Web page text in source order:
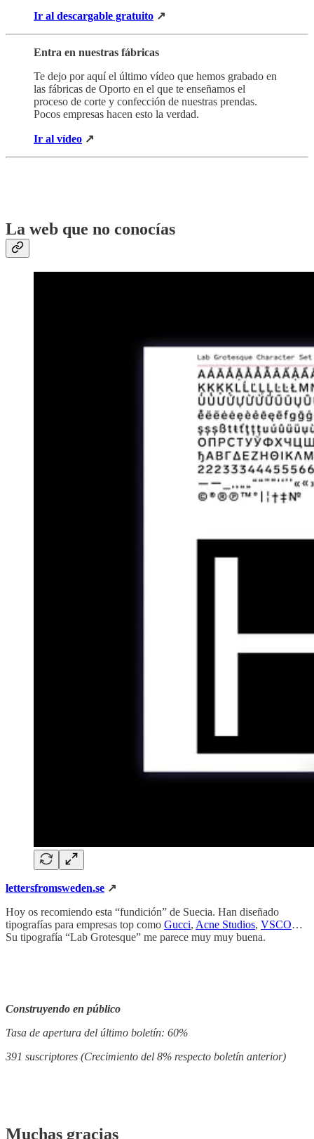
Ir al descargable gratuito ↗
Entra en nuestras fábricas
Te dejo por aquí el último vídeo que hemos grabado en
las fábricas de Oporto en el que te enseñamos el
proceso de corte y confección de nuestras prendas.
Pocos empresas hacen esto la verdad.
Ir al vídeo ↗
La web que no conocías
lettersfromsweden.se ‎ ↗
Hoy os recomiendo esta “fundición” de Suecia. Han diseñado
tipografías para empresas top como Gucci, Acne Studios, VSCO…
Su tipografía “Lab Grotesque” me parece muy muy buena.
Construyendo en público
Tasa de apertura del último boletín: 60%
391 suscriptores (Crecimiento del 8% respecto boletín anterior)
‏Muchas gracias